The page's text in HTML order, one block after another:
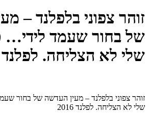
זוהר צפוני בלפלנד –
של בחור שעמד לידי…
שלי לא הצליחה. לפלנד 2016
זוהר צפוני בלפלנד – מעין העדשה של בחור
שלי לא הצליחה. לפלנד 2016